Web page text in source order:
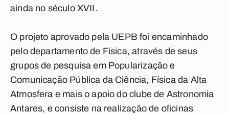
ainda no século XVII.
O projeto aprovado pela UEPB foi encaminhado
pelo departamento de Física, através de seus
grupos de pesquisa em Popularização e
Comunicação Pública da Ciência, Física da Alta
Atmosfera e mais o apoio do clube de Astronomia
Antares, e consiste na realização de oficinas